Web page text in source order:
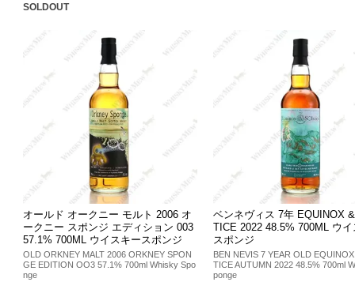
SOLDOUT
オールド オークニー モルト 2006 オ
ークニー スポンジ エディション 003
57.1% 700ML ウイスキースポンジ
OLD ORKNEY MALT 2006 ORKNEY SPON
GE EDITION OO3 57.1% 700ml Whisky Spo
nge
ベンネヴィス 7年 EQUINOX
TICE 2022 48.5% 700ML ウ
スポンジ
BEN NEVIS 7 YEAR OLD
TICE AUTUMN 2022 48.5% 700ml
ponge